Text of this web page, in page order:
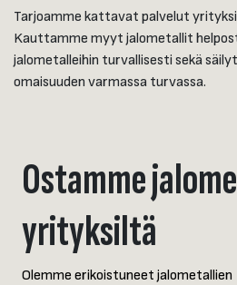
Tarjoamme kattavat palvelut
Kauttamme myyt jalometallit
jalometalleihin turvallisesti sekä
omaisuuden varmassa turvassa.
Ostamme
yrityksiltä
Olemme erikoistuneet jalometallien